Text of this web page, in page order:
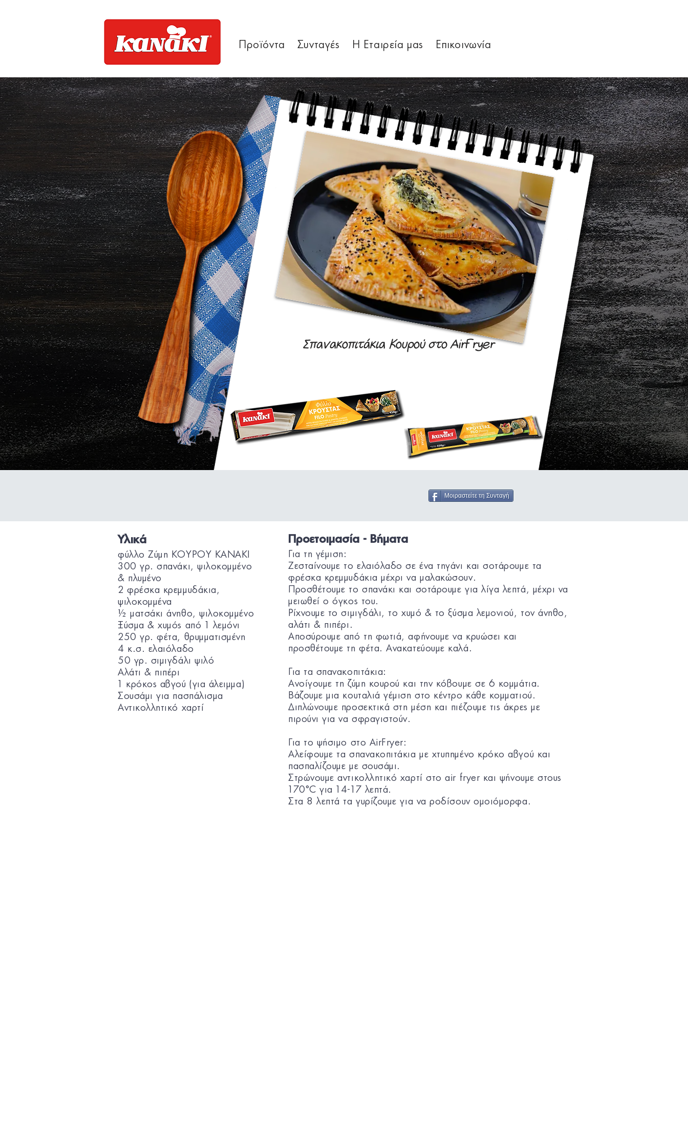
Προϊόντα Συνταγές Η Εταιρεία μας Επικοινωνία
Σπανακοπιτάκια Κουρού στο AirFryer
Μοιραστείτε τη Συνταγή
Υλικά
φύλλο Ζύμη ΚΟΥΡΟΥ KANAKI
300 γρ. σπανάκι, ψιλοκομμένο
& πλυμένο
2 φρέσκα κρεμμυδάκια,
ψιλοκομμένα
½ ματσάκι άνηθο, ψιλοκομμένο
Ξύσμα & χυμός από 1 λεμόνι
250 γρ. φέτα, θρυμματισμένη
4 κ.σ. ελαιόλαδο
50 γρ. σιμιγδάλι ψιλό
Αλάτι & πιπέρι
1 κρόκος αβγού (για άλειμμα)
Σουσάμι για πασπάλισμα
Αντικολλητικό χαρτί
Προετοιμασία - Βήματα
Για τη γέμιση:
Ζεσταίνουμε το ελαιόλαδο σε ένα τηγάνι και σοτάρουμε τα
φρέσκα κρεμμυδάκια μέχρι να μαλακώσουν.
Προσθέτουμε το σπανάκι και σοτάρουμε για λίγα λεπτά, μέχρι να
μειωθεί ο όγκος του.
Ρίχνουμε το σιμιγδάλι, το χυμό & το ξύσμα λεμονιού, τον άνηθο,
αλάτι & πιπέρι.
Αποσύρουμε από τη φωτιά, αφήνουμε να κρυώσει και
προσθέτουμε τη φέτα. Ανακατεύουμε καλά.
Για τα σπανακοπιτάκια:
Ανοίγουμε τη ζύμη κουρού και την κόβουμε σε 6 κομμάτια.
Βάζουμε μια κουταλιά γέμιση στο κέντρο κάθε κομματιού.
Διπλώνουμε προσεκτικά στη μέση και πιέζουμε τις άκρες με
πιρούνι για να σφραγιστούν.
Για το ψήσιμο στο AirFryer:
Αλείφουμε τα σπανακοπιτάκια με χτυπημένο κρόκο αβγού και
πασπαλίζουμε με σουσάμι.
Στρώνουμε αντικολλητικό χαρτί στο air fryer και ψήνουμε στους
170°C για 14-17 λεπτά.
Στα 8 λεπτά τα γυρίζουμε για να ροδίσουν ομοιόμορφα.